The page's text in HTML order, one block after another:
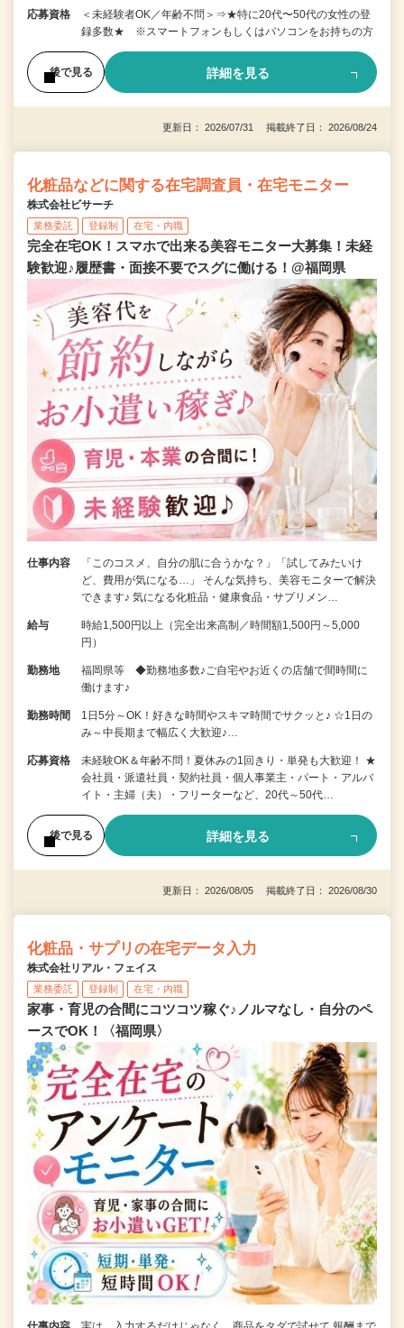
応募資格
＜未経験者OK／年齢不問＞⇒★特に20代〜50代の女性の登
録多数★ ※スマートフォンもしくはパソコンをお持ちの方
後で見る 詳細を見る
更新日： 2026/07/31 掲載終了日： 2026/08/24
化粧品などに関する在宅調査員・在宅モニター
株式会社ビサーチ
業務委託 登録制 在宅・内職
完全在宅OK！スマホで出来る美容モニター大募集！未経
験歓迎♪履歴書・面接不要でスグに働ける！@福岡県
仕事内容
「このコスメ、自分の肌に合うかな？」「試してみたいけ
ど、費用が気になる…」 そんな気持ち、美容モニターで解決
できます♪ 気になる化粧品・健康食品・サプリメン…
給与
時給1,500円以上（完全出来高制／時間額1,500円～5,000
円）
勤務地
福岡県等 ◆勤務地多数♪ご自宅やお近くの店舗で間時間に
働けます♪
勤務時間
1日5分～OK！好きな時間やスキマ時間でサクッと♪ ☆1日の
み～中長期まで幅広く大歓迎♪…
応募資格
未経験OK＆年齢不問！夏休みの1回きり・単発も大歓迎！ ★
会社員・派遣社員・契約社員・個人事業主・パート・アルバ
イト・主婦（夫）・フリーターなど、20代～50代…
後で見る 詳細を見る
更新日： 2026/08/05 掲載終了日： 2026/08/30
化粧品・サプリの在宅データ入力
株式会社リアル・フェイス
業務委託 登録制 在宅・内職
家事・育児の合間にコツコツ稼ぐ♪ノルマなし・自分のペ
ースでOK！〈福岡県〉